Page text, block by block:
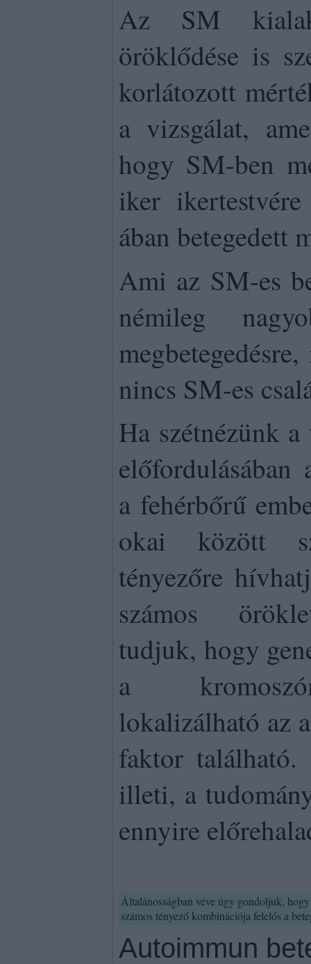
Az SM
öröklődése is
korlátozott
a vizsgálat,
hogy SM-ben
iker
ában betegedett
Ami az SM-es
némileg
nincs SM-es
Ha szétnézünk
a fehérbőrű
okai között
tényezőre
számos
tudjuk, hogy
a
lokalizálható az
faktor
illeti, a
ennyire
Általánosságban véve úgy gondoljuk,
számos tényező kombinációja felelős a
Autoimmun